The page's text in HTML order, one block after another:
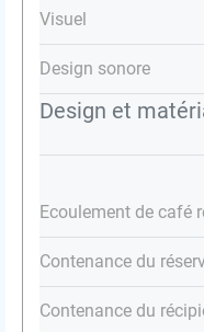
Design et
Visuel
Design sonore
Ecoulement de café
Contenance du
Contenance du